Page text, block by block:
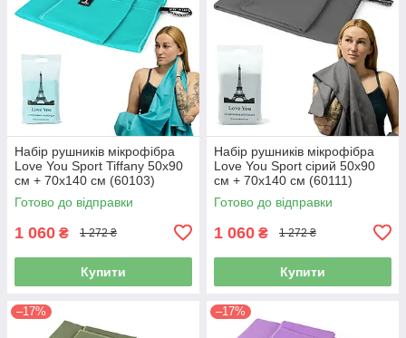
Набір рушників мікрофібра
Love You Sport Tiffany 50х90
см + 70х140 см (60103)
Готово до відправки
1 060 ₴ 1 272 ₴
Купити
Набір рушників мікрофібра
Love You Sport сірий 50х90
см + 70х140 см (60111)
Готово до відправки
1 060 ₴ 1 272 ₴
Купити
–17% –17%